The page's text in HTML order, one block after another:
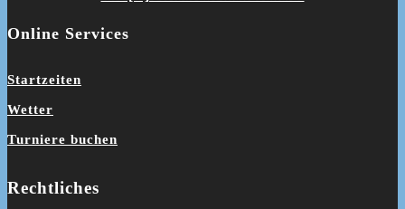
Online Services
Startzeiten
Wetter
Turniere buchen
Rechtliches